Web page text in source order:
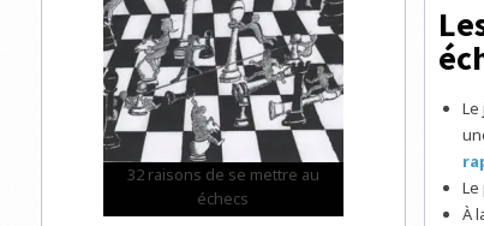
Le
Le
À
32 raisons de se mettre au
échecs